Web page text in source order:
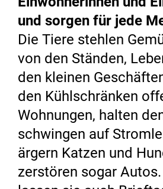
und sorgen für jede
Die Tiere stehlen
von den Ständen,
den kleinen
den Kühlschränken
Wohnungen, halten
schwingen auf
ärgern Katzen und
zerstören sogar